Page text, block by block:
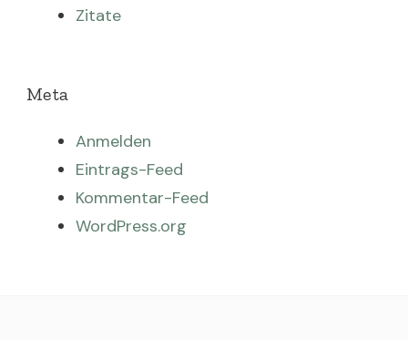
Zitate
Meta
Anmelden
Eintrags-Feed
Kommentar-Feed
WordPress.org